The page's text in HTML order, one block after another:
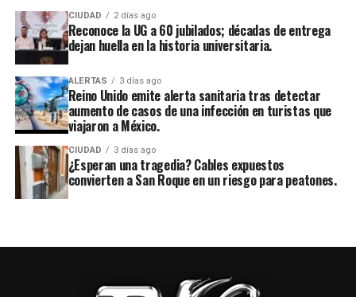
CIUDAD 2 días ago
Reconoce la UG a 60 jubilados; décadas de entrega
dejan huella en la historia universitaria.
ALERTAS 3 días ago
Reino Unido emite alerta sanitaria tras detectar
aumento de casos de una infección en turistas que
viajaron a México.
CIUDAD 3 días ago
¿Esperan una tragedia? Cables expuestos
convierten a San Roque en un riesgo para peatones.